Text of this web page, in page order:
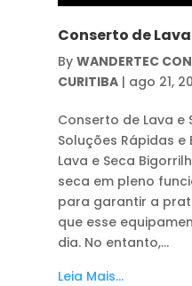
Conserto de
By WANDERTEC
CURITIBA| ago 21,
Conserto de Lava e
Soluções Rápidas
Lava e Seca
seca em pleno
para garantir a
que esse
dia. No entanto,...
Leia Mais...